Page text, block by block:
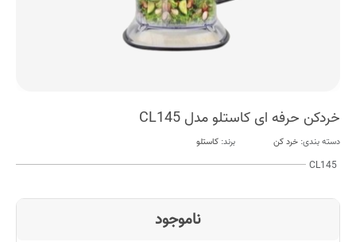
خردکن حرفه ای کاستلو مدل CL145
دسته بندی: خرد کن برند: کاستلو
CL145
ناموجود